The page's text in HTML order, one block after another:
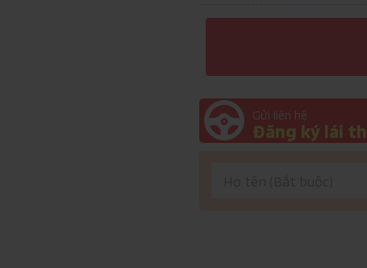
Gửi liên hệ
Đăng ký lái